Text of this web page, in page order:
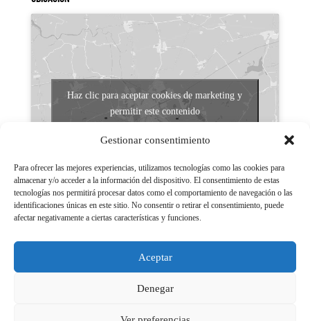
Gestionar consentimiento
Para ofrecer las mejores experiencias, utilizamos tecnologías como las cookies para
almacenar y/o acceder a la información del dispositivo. El consentimiento de estas
tecnologías nos permitirá procesar datos como el comportamiento de navegación o las
identificaciones únicas en este sitio. No consentir o retirar el consentimiento, puede
afectar negativamente a ciertas características y funciones.
Aceptar
Denegar
Haz clic para aceptar cookies de marketing y
permitir este contenido
Aviso legal